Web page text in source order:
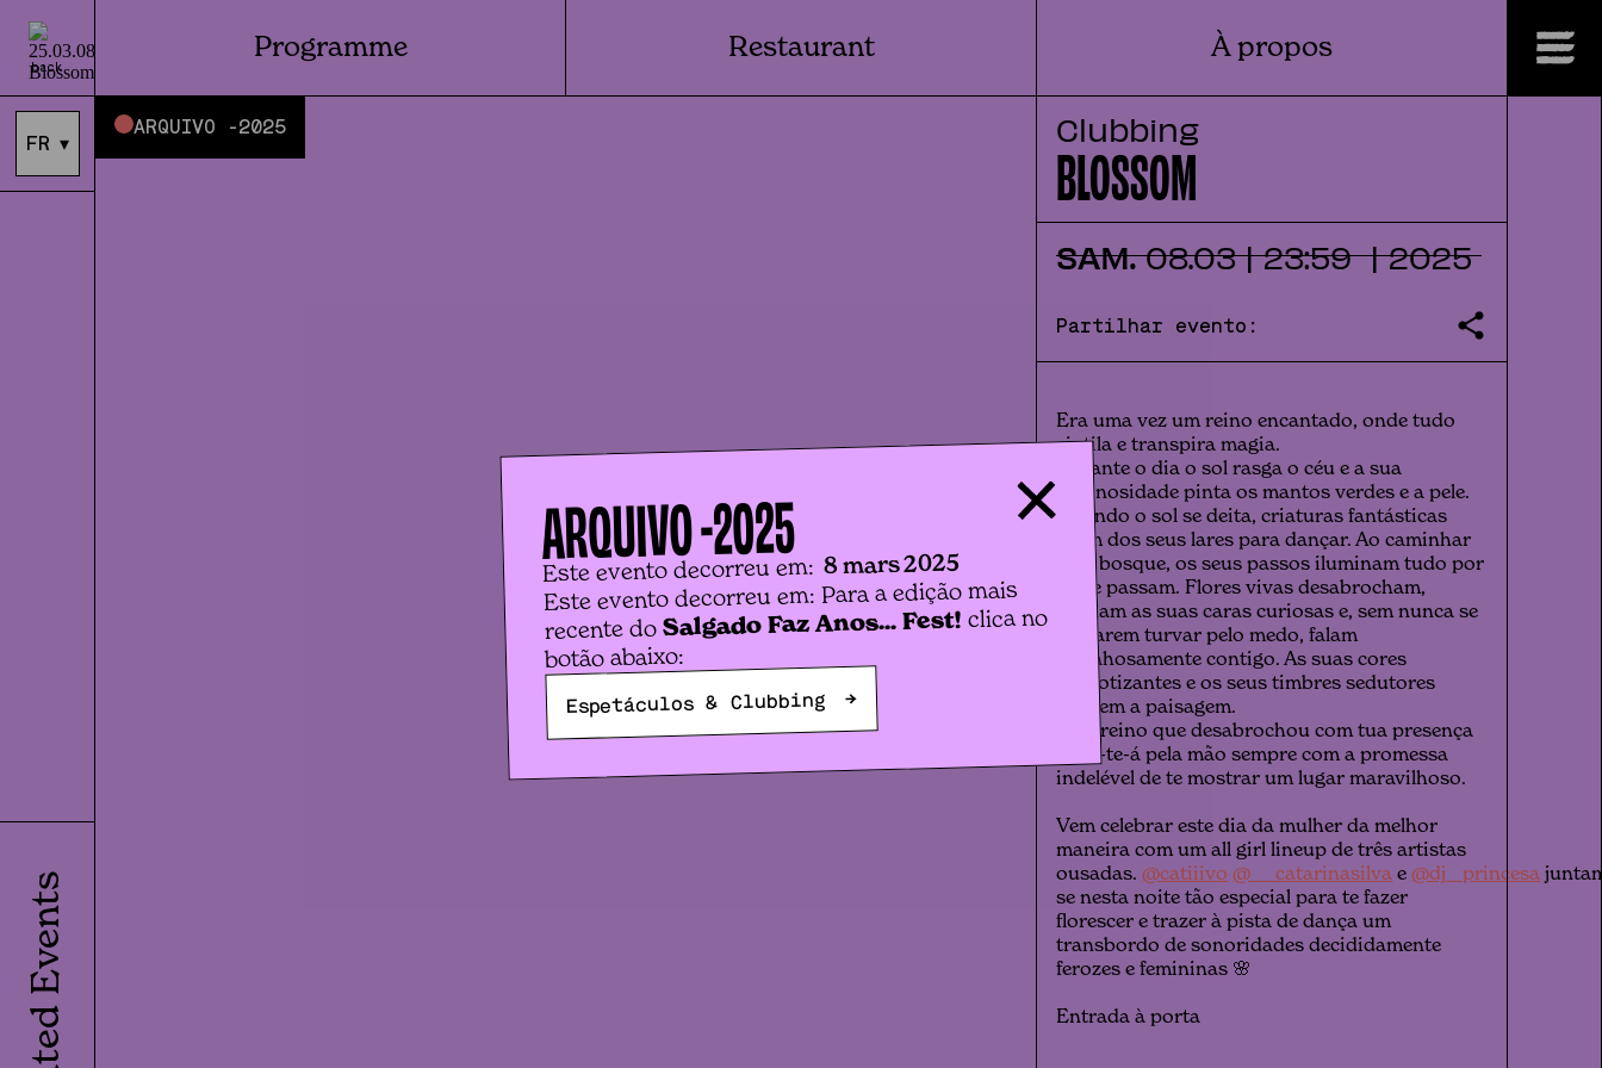
back
Programme Restaurant À propos
FR ▾
ARQUIVO -2025
Related Events
Clubbing
BLOSSOM
SAM. 08.03 | 23:59 | 2025
Partilhar evento:
Era uma vez um reino encantado, onde tudo
cintila e transpira magia.
Durante o dia o sol rasga o céu e a sua
luminosidade pinta os mantos verdes e a pele.
Quando o sol se deita, criaturas fantásticas
saem dos seus lares para dançar. Ao caminhar
pelo bosque, os seus passos iluminam tudo por
onde passam. Flores vivas desabrocham,
revelam as suas caras curiosas e, sem nunca se
deixarem turvar pelo medo, falam
carinhosamente contigo. As suas cores
hipnotizantes e os seus timbres sedutores
enchem a paisagem.
Este reino que desabrochou com tua presença
levar-te-á pela mão sempre com a promessa
indelével de te mostrar um lugar maravilhoso.
Vem celebrar este dia da mulher da melhor
maneira com um all girl lineup de três artistas
ousadas.@catiiivo @___catarinasilva e@dj__princesa
se nesta noite tão especial para te fazer
florescer e trazer à pista de dança um
transbordo de sonoridades decididamente
ferozes e femininas 🌸
Entrada à porta
ARQUIVO -2025
Este evento decorreu em: 8 mars 2025
Este evento decorreu em: Para a edição mais
recente doSalgado Faz Anos... Fest! clica no
botão abaixo:
Espetáculos & Clubbing →